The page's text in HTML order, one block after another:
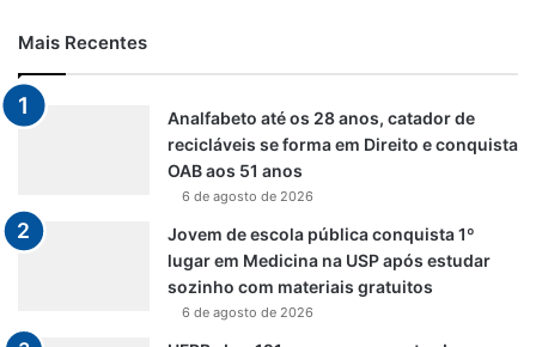
Mais Recentes
Analfabeto até os 28 anos, catador de
recicláveis se forma em Direito e conquista
OAB aos 51 anos
6 de agosto de 2026
Jovem de escola pública conquista 1º
lugar em Medicina na USP após estudar
sozinho com materiais gratuitos
6 de agosto de 2026